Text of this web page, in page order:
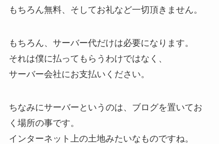
もちろん無料、そしてお礼など一切頂きません。
もちろん、サーバー代だけは必要になります。
それは僕に払ってもらうわけではなく、
サーバー会社にお支払いください。
ちなみにサーバーというのは、ブログを置いてお
く場所の事です。
インターネット上の土地みたいなものですね。